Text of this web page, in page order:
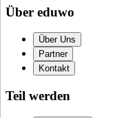
Über eduwo
Über Uns
Partner
Kontakt
Teil werden